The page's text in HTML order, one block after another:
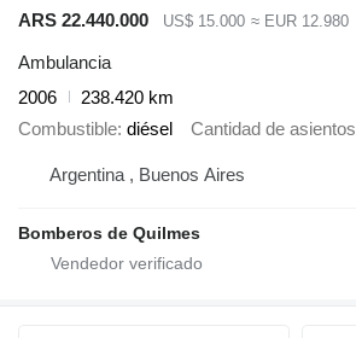
ARS 22.440.000
US$ 15.000 ≈ EUR 12.980
Ambulancia
2006
238.420 km
Combustible diésel Cantidad de asientos
Argentina , Buenos Aires
Bomberos de Quilmes